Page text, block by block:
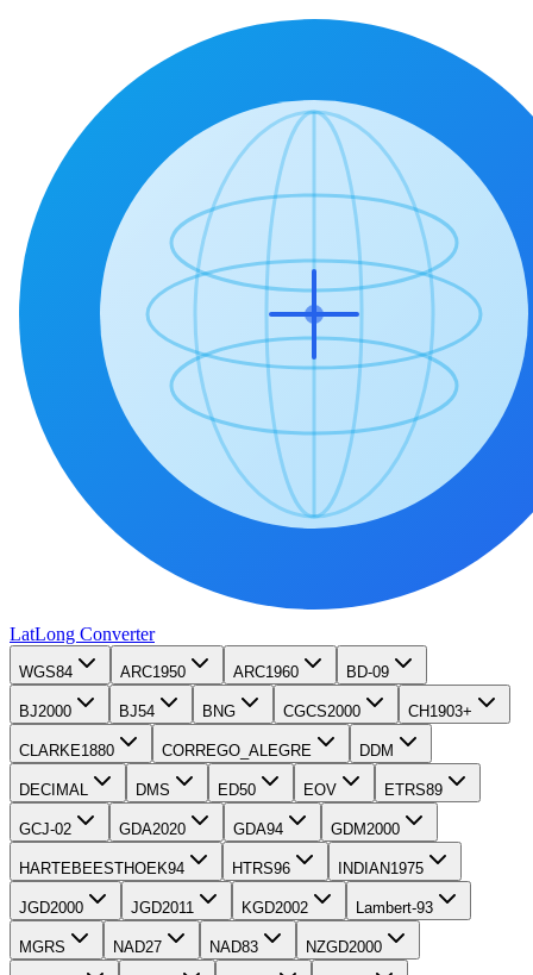
LatLong Converter
WGS84 ARC1950 ARC1960 BD-09
BJ2000 BJ54 BNG CGCS2000 CH1903+
CLARKE1880 CORREGO_ALEGRE DDM
DECIMAL DMS ED50 EOV ETRS89
GCJ-02 GDA2020 GDA94 GDM2000
HARTEBEESTHOEK94 HTRS96 INDIAN1975
JGD2000 JGD2011 KGD2002 Lambert-93
MGRS NAD27 NAD83 NZGD2000